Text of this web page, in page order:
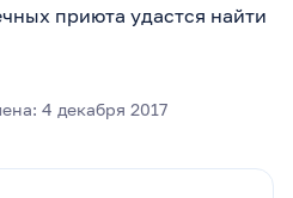
приюта удастся найти
4 декабря 2017